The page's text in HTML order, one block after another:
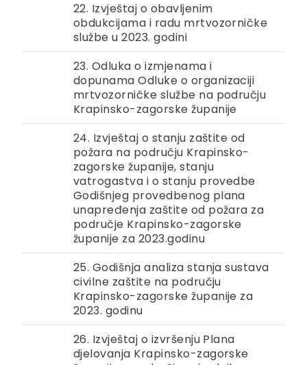
22. Izvještaj o obavljenim
obdukcijama i radu mrtvozorničke
službe u 2023. godini
23. Odluka o izmjenama i
dopunama Odluke o organizaciji
mrtvozorničke službe na području
Krapinsko-zagorske županije
24. Izvještaj o stanju zaštite od
požara na području Krapinsko-
zagorske županije, stanju
vatrogastva i o stanju provedbe
Godišnjeg provedbenog plana
unapređenja zaštite od požara za
područje Krapinsko-zagorske
županije za 2023.godinu
25. Godišnja analiza stanja sustava
civilne zaštite na području
Krapinsko-zagorske županije za
2023. godinu
26. Izvještaj o izvršenju Plana
djelovanja Krapinsko-zagorske